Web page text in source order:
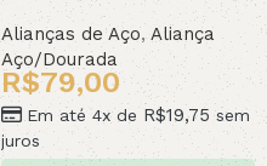
Alianças de Aço,Aliança
Aço/Dourada
R$79,00
Em até 4x de R$19,75 sem
juros